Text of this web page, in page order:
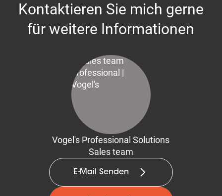
Kontaktieren Sie mich gerne
für weitere Informationen
Vogel's Professional Solutions
Sales team
E-Mail Senden